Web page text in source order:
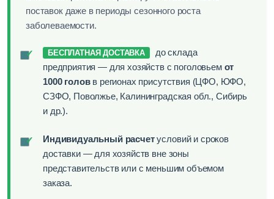
поставок даже в периоды сезонного роста
заболеваемости.
✓ БЕСПЛАТНАЯ ДОСТАВКА
до склада
предприятия — для хозяйств с поголовьем от
1000 головв регионах присутствия (ЦФО, ЮФО,
СЗФО, Поволжье, Калининградская обл., Сибирь
и др.).
✓ Индивидуальный расчетусловий и сроков
доставки — для хозяйств вне зоны
представительств или с меньшим объемом
заказа.